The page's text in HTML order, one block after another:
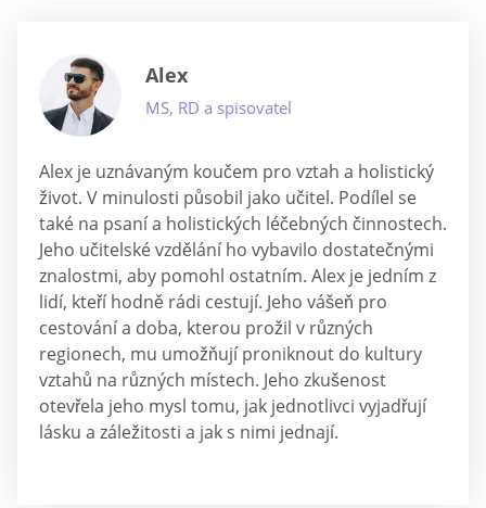
Alex
MS, RD a spisovatel
Alex je uznávaným koučem pro vztah a holistický
život. V minulosti působil jako učitel. Podílel se
také na psaní a holistických léčebných činnostech.
Jeho učitelské vzdělání ho vybavilo dostatečnými
znalostmi, aby pomohl ostatním. Alex je jedním z
lidí, kteří hodně rádi cestují. Jeho vášeň pro
cestování a doba, kterou prožil v různých
regionech, mu umožňují proniknout do kultury
vztahů na různých místech. Jeho zkušenost
otevřela jeho mysl tomu, jak jednotlivci vyjadřují
lásku a záležitosti a jak s nimi jednají.